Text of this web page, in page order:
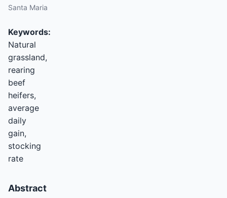
Santa Maria
Keywords:
Natural
grassland,
rearing
beef
heifers,
average
daily
gain,
stocking
rate
Abstract